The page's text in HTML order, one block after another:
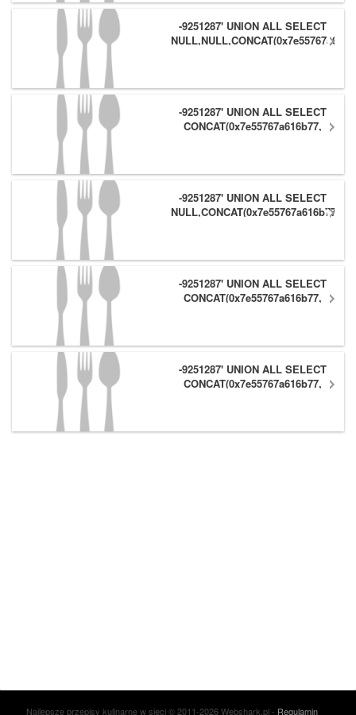
-9251287' UNION ALL SELECT
-9251287' UNION ALL SELECT
CONCAT(0x7e55767a616b77,
-9251287' UNION ALL SELECT
NULL,CONCAT(0x7e55767a616b77,
-9251287' UNION ALL SELECT
CONCAT(0x7e55767a616b77,
-9251287' UNION ALL SELECT
CONCAT(0x7e55767a616b77,
Najlepsze przepisy kulinarne w sieci © 2011-2026 Webshark.pl - Regulamin